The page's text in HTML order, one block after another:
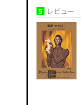
5 レビュー